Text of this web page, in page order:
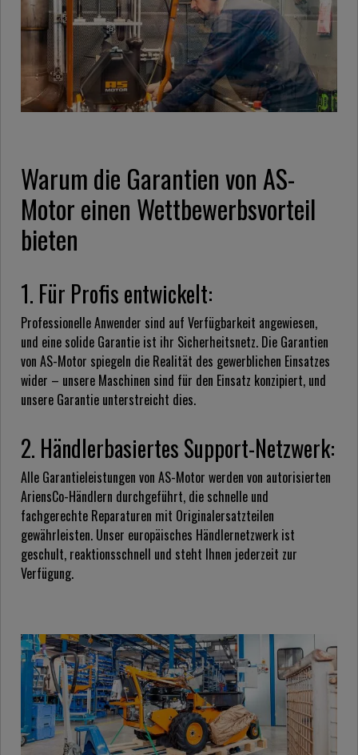
Warum die Garantien von AS-
Motor einen Wettbewerbsvorteil
bieten
1. Für Profis entwickelt:
Professionelle Anwender sind auf Verfügbarkeit angewiesen,
und eine solide Garantie ist ihr Sicherheitsnetz. Die Garantien
von AS-Motor spiegeln die Realität des gewerblichen Einsatzes
wider – unsere Maschinen sind für den Einsatz konzipiert, und
unsere Garantie unterstreicht dies.
2. Händlerbasiertes Support-Netzwerk:
Alle Garantieleistungen von AS-Motor werden von autorisierten
AriensCo-Händlern durchgeführt, die schnelle und
fachgerechte Reparaturen mit Originalersatzteilen
gewährleisten. Unser europäisches Händlernetzwerk ist
geschult, reaktionsschnell und steht Ihnen jederzeit zur
Verfügung.